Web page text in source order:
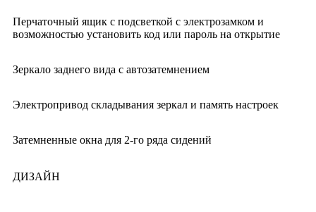
Перчаточный ящик с подсветкой с электрозамком и
возможностью установить код или пароль на открытие
Зеркало заднего вида с автозатемнением
Электропривод складывания зеркал и память настроек
Затемненные окна для 2-го ряда сидений
ДИЗАЙН